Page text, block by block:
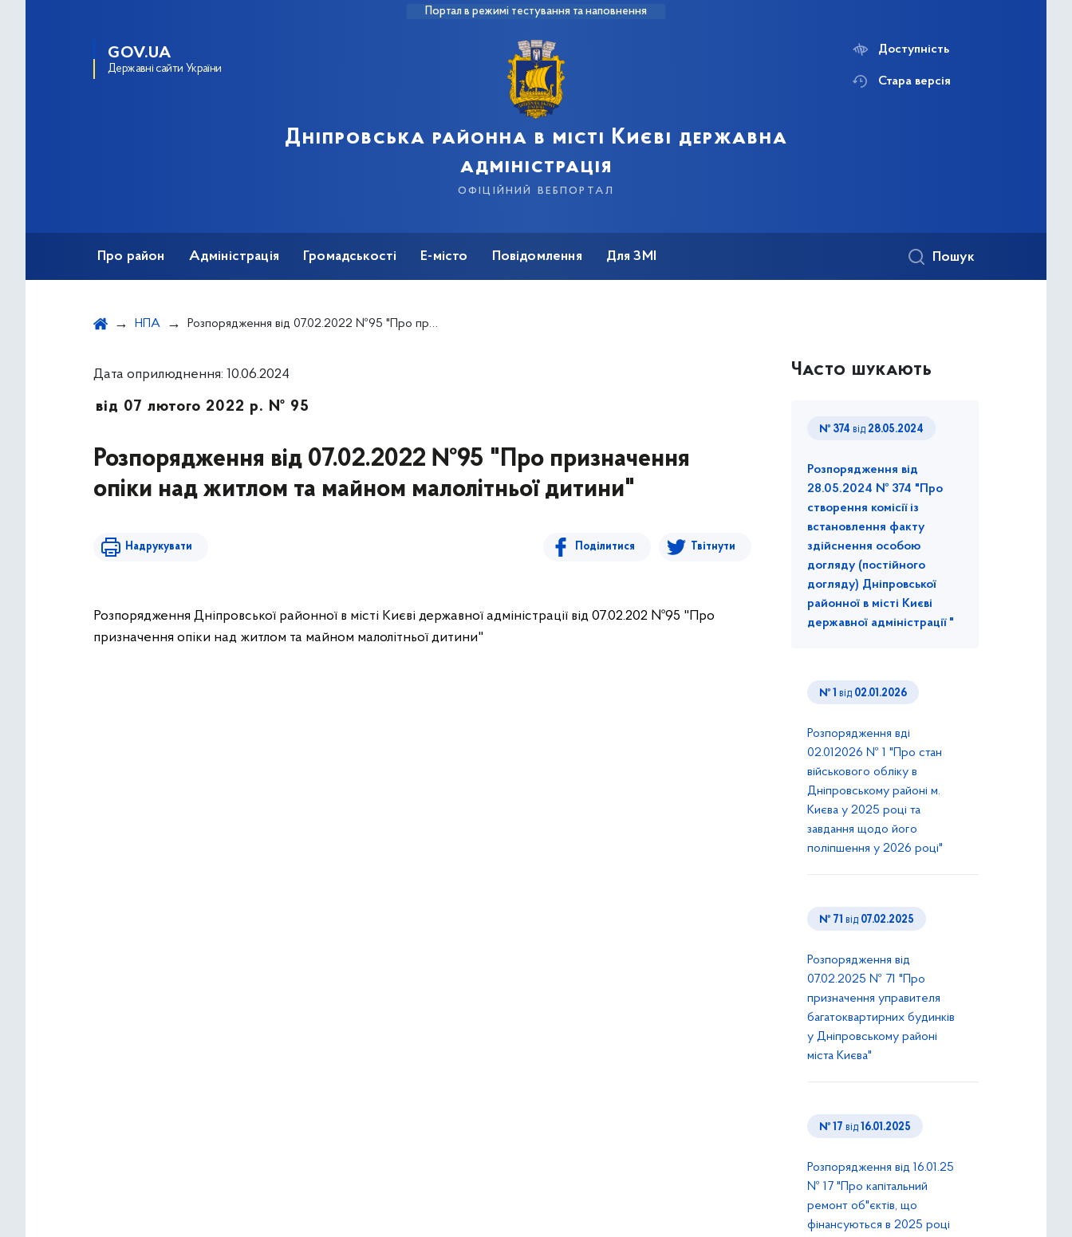
Портал в режимі тестування та наповнення
GOV.UA
Державні сайти України
Дніпровська районна в місті Києві державна
адміністрація
офіційний вебпортал
Доступність
Стара версія
Про район Адміністрація Громадськості Е-місто Повідомлення Для ЗМІ Пошук
НПА Розпорядження від 07.02.2022 №95 "Про призначення опіки над житлом та майном малолітньої дитини"
Дата оприлюднення: 10.06.2024
від 07 лютого 2022 р. № 95
Розпорядження від 07.02.2022 №95 "Про призначення
опіки над житлом та майном малолітньої дитини"
Надрукувати Поділитися Твітнути
Розпорядження Дніпровської районної в місті Києві державної адміністрації від 07.02.202 №95 "Про
призначення опіки над житлом та майном малолітньої дитини"
Часто шукають
№ 374 від 28.05.2024
Розпорядження від
28.05.2024 № 374 "Про
створення комісії із
встановлення факту
здійснення особою
догляду (постійного
догляду) Дніпровської
районної в місті Києві
державної адміністрації "
№ 1 від 02.01.2026
Розпорядження вді
02.012026 № 1 "Про стан
військового обліку в
Дніпровському районі м.
Києва у 2025 році та
завдання щодо його
поліпшення у 2026 році"
№ 71 від 07.02.2025
Розпорядження від
07.02.2025 № 71 "Про
призначення управителя
багатоквартирних будинків
у Дніпровському районі
міста Києва"
№ 17 від 16.01.2025
Розпорядження від 16.01.25
№ 17 "Про капітальний
ремонт об"єктів, що
фінансуються в 2025 році